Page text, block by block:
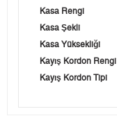
Kasa Rengi
Kasa Şekli
Kasa Yüksekliği
Kayış Kordon Rengi
Kayış Kordon Tipi